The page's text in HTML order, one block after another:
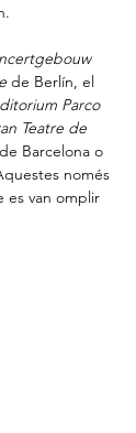
de Berlín, el
Parco
Teatre de
Barcelona o
només
es van omplir